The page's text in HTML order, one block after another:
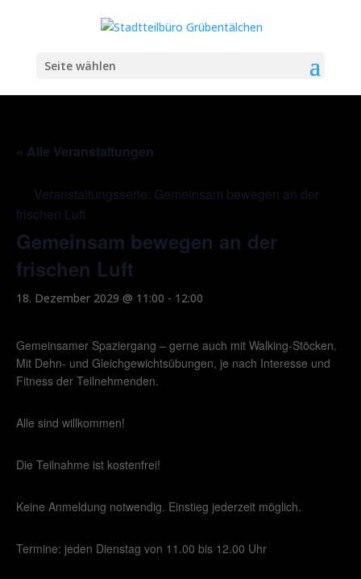
Seite wählen
« Alle Veranstaltungen
Veranstaltungsserie: Gemeinsam bewegen an der
frischen Luft
Gemeinsam bewegen an der
frischen Luft
18. Dezember 2029 @ 11:00 - 12:00
Gemeinsamer Spaziergang – gerne auch mit Walking-Stöcken.
Mit Dehn- und Gleichgewichtsübungen, je nach Interesse und
Fitness der Teilnehmenden.
Alle sind willkommen!
Die Teilnahme ist kostenfrei!
Keine Anmeldung notwendig. Einstieg jederzeit möglich.
Termine: jeden Dienstag von 11.00 bis 12.00 Uhr